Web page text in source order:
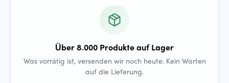
Über 8.000 Produkte auf Lager
Was vorrätig ist, versenden wir noch heute. Kein Warten
auf die Lieferung.